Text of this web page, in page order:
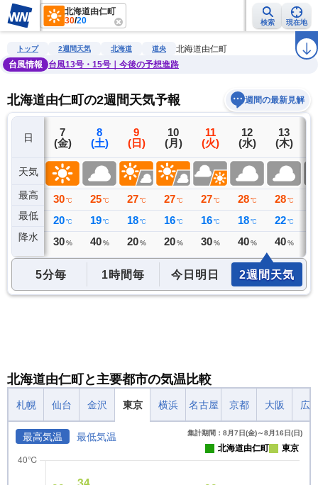
北海道由仁町
30/20 検索 現在地
雨雲レーダー 台風情報 地震情報 警報・注意報 ラ
トップ 2週間天気 北海道 道央
北海道由仁町
台風情報
台風13号・15号｜今後の予想進路
北海道由仁町の2週間天気予報 週間の最新見解
日
天気
最高
最低
降水
6
(木)
29 ℃
17 ℃
0 ミリ
7
(金)
30 ℃
20 ℃
30 %
8
(土)
25 ℃
19 ℃
40 %
9
(日)
27 ℃
18 ℃
20 %
10
(月)
27 ℃
16 ℃
20 %
11
(火)
27 ℃
16 ℃
30 %
12
(水)
28 ℃
18 ℃
40 %
13
(木)
28 ℃
22 ℃
40 %
5分毎 1時間毎 今日明日 2週間天気
北海道由仁町と主要都市の気温比較
札幌 仙台 金沢 東京 横浜 名古屋 京都 大阪 広
最高気温 最低気温 集計期間：8月7日(金)～8月16日(日)
北海道由仁町 東京